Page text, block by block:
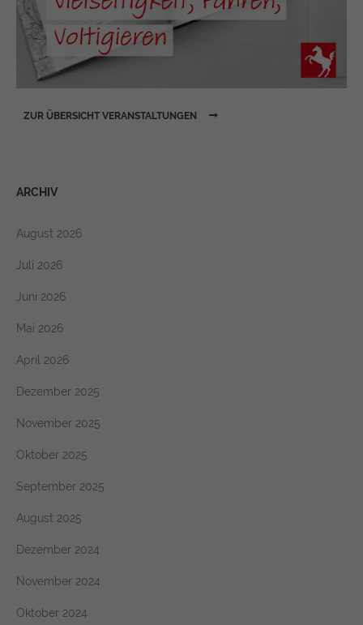
ARCHIV
August 2026
Juli 2026
Juni 2026
Mai 2026
April 2026
Dezember 2025
November 2025
Oktober 2025
September 2025
August 2025
Dezember 2024
November 2024
Oktober 2024
ZUR ÜBERSICHT VERANSTALTUNGEN
https://policies.google.com/privacy